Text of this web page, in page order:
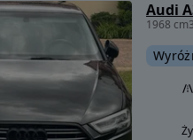
Audi
1968